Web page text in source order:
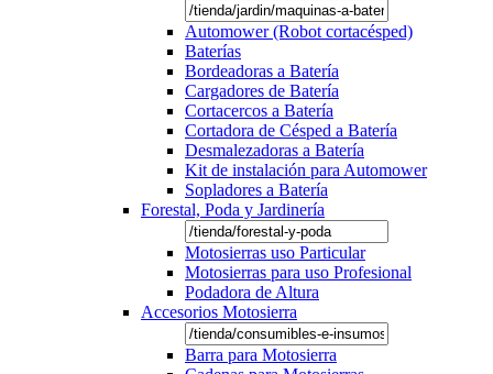
Automower (Robot cortacésped)
Baterías
Bordeadoras a Batería
Cargadores de Batería
Cortacercos a Batería
Cortadora de Césped a Batería
Desmalezadoras a Batería
Kit de instalación para Automower
Sopladores a Batería
Forestal, Poda y Jardinería
Motosierras uso Particular
Motosierras para uso Profesional
Podadora de Altura
Accesorios Motosierra
Barra para Motosierra